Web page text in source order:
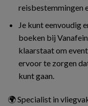
reisbestemmingen
Je kunt eenvoudig
boeken bij
klaarstaat om
ervoor te zorgen
kunt gaan.
🌍 Specialist in